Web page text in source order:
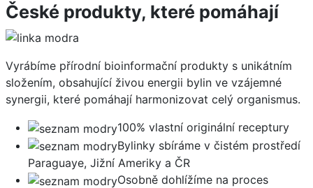
České produkty, které pomáhají
Vyrábíme přírodní bioinformační produkty s unikátním
složením, obsahující živou energii bylin ve vzájemné
synergii, které pomáhají harmonizovat celý organismus.
100% vlastní originální receptury
Bylinky sbíráme v čistém prostředí
Paraguaye, Jižní Ameriky a ČR
Osobně dohlížíme na proces